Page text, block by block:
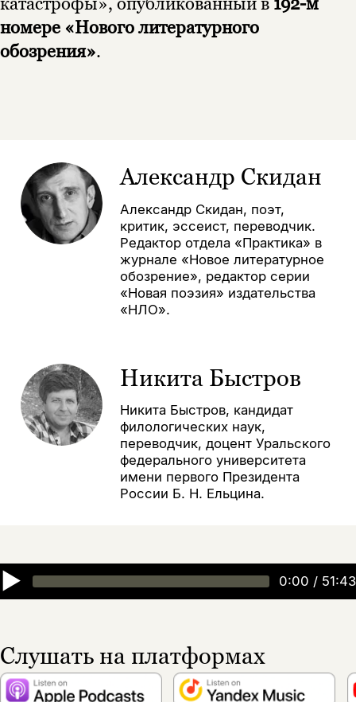
номере «Нового литературного
обозрения».
Александр Скидан
Александр Скидан, поэт,
критик, эссеист, переводчик.
Редактор отдела «Практика» в
журнале «Новое литературное
обозрение», редактор серии
«Новая поэзия» издательства
«НЛО».
Никита Быстров
Никита Быстров, кандидат
филологических наук,
переводчик, доцент Уральского
федерального университета
имени первого Президента
России Б. Н. Ельцина.
▶ 0:00 / 51:43
Слушать на платформах